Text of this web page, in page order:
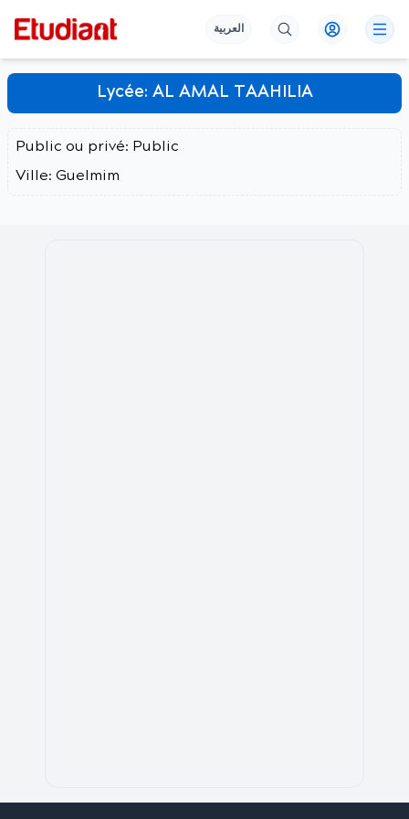
العربية
Lycée: AL AMAL TAAHILIA
Public ou privé: Public
Ville: Guelmim